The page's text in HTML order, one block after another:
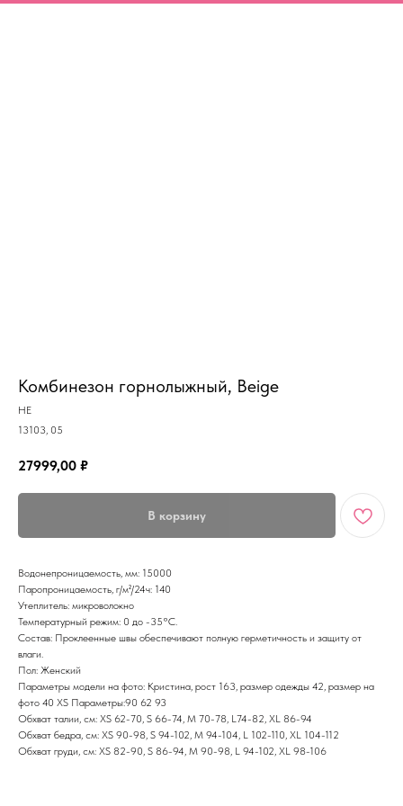
Комбинезон горнолыжный, Beige
HE
13103, 05
27999,00 ₽
В корзину
Водонепроницаемость, мм: 15000
Паропроницаемость, г/м²/24ч: 140
Утеплитель: микроволокно
Температурный режим: 0 до -35°C.
Состав: Проклеенные швы обеспечивают полную герметичность и защиту от
влаги.
Пол: Женский
Параметры модели на фото: Кристина, рост 163, размер одежды 42, размер на
фото 40 XS Параметры:90 62 93
Обхват талии, см: XS 62-70, S 66-74, M 70-78, L74-82, XL 86-94
Обхват бедра, см: XS 90-98, S 94-102, M 94-104, L 102-110, XL 104-112
Обхват груди, см: XS 82-90, S 86-94, M 90-98, L 94-102, XL 98-106